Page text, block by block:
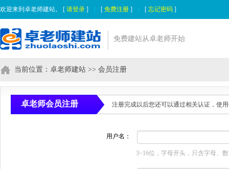
欢迎来到卓老师建站。 [ 请登录 ] [ 免费注册 ] [ 忘记密码 ]
免费建站从卓老师开始
当前位置： 卓老师建站 >> 会员注册
卓老师会员注册 注册完成以后您还可以通过相关认证，使
用户名：
3~16位，字母开头，只含字母、